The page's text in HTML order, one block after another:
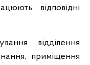
відповідні
відділення
приміщення